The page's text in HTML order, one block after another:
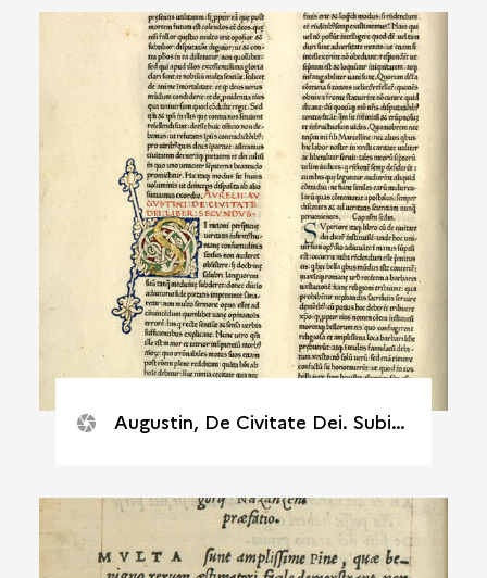
Augustin, De Civitate Dei. Subiaco, Sweynheim et Pannartz, 1465. 2°.